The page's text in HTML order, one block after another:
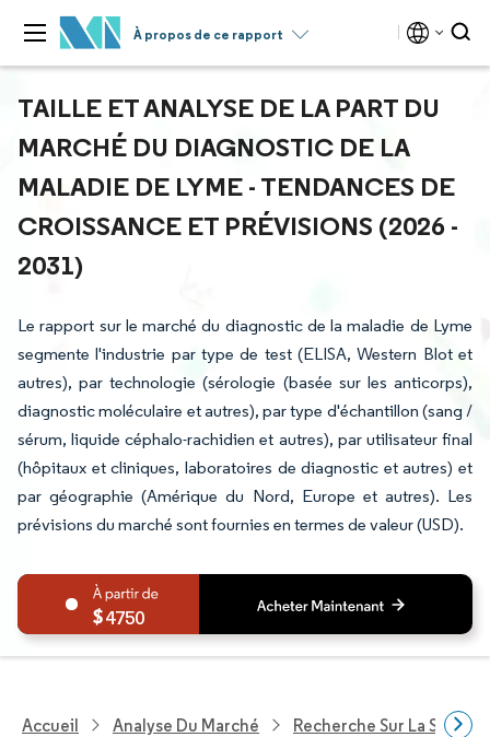
À propos de ce rapport
TAILLE ET ANALYSE DE LA PART DU
MARCHÉ DU DIAGNOSTIC DE LA
MALADIE DE LYME - TENDANCES DE
CROISSANCE ET PRÉVISIONS (2026 -
2031)
Le rapport sur le marché du diagnostic de la maladie de Lyme
segmente l'industrie par type de test (ELISA, Western Blot et
autres), par technologie (sérologie (basée sur les anticorps),
diagnostic moléculaire et autres), par type d'échantillon (sang /
sérum, liquide céphalo-rachidien et autres), par utilisateur final
(hôpitaux et cliniques, laboratoires de diagnostic et autres) et
par géographie (Amérique du Nord, Europe et autres). Les
prévisions du marché sont fournies en termes de valeur (USD).
4750
Accueil Analyse Du Marché Recherche Sur La Santé